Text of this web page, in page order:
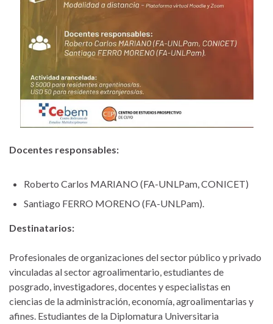
Docentes responsables:
Roberto Carlos MARIANO (FA-UNLPam, CONICET)
Santiago FERRO MORENO (FA-UNLPam).
Destinatarios:
Profesionales de organizaciones del sector público y privado
vinculadas al sector agroalimentario, estudiantes de
posgrado, investigadores, docentes y especialistas en
ciencias de la administración, economía, agroalimentarias y
afines. Estudiantes de la Diplomatura Universitaria